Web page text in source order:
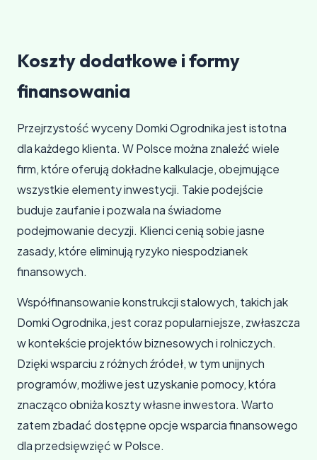
Koszty dodatkowe i formy
finansowania
Przejrzystość wyceny Domki Ogrodnika jest istotna
dla każdego klienta. W Polsce można znaleźć wiele
firm, które oferują dokładne kalkulacje, obejmujące
wszystkie elementy inwestycji. Takie podejście
buduje zaufanie i pozwala na świadome
podejmowanie decyzji. Klienci cenią sobie jasne
zasady, które eliminują ryzyko niespodzianek
finansowych.
Współfinansowanie konstrukcji stalowych, takich jak
Domki Ogrodnika, jest coraz popularniejsze, zwłaszcza
w kontekście projektów biznesowych i rolniczych.
Dzięki wsparciu z różnych źródeł, w tym unijnych
programów, możliwe jest uzyskanie pomocy, która
znacząco obniża koszty własne inwestora. Warto
zatem zbadać dostępne opcje wsparcia finansowego
dla przedsięwzięć w Polsce.